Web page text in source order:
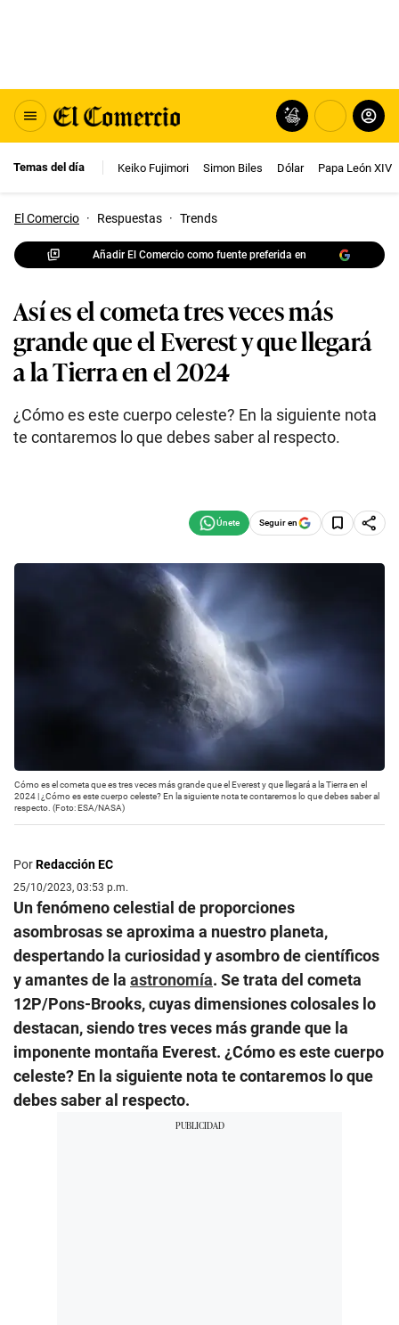
Temas del día Keiko Fujimori Simon Biles Dólar Papa León XIV
El Comercio · Respuestas · Trends
Añadir El Comercio como fuente preferida en
Así es el cometa tres veces más
grande que el Everest y que llegará
a la Tierra en el 2024
¿Cómo es este cuerpo celeste? En la siguiente nota
te contaremos lo que debes saber al respecto.
Seguir en
Cómo es el cometa que es tres veces más grande que el Everest y que llegará a la Tierra en el
2024 | ¿Cómo es este cuerpo celeste? En la siguiente nota te contaremos lo que debes saber al
respecto. (Foto: ESA/NASA)
PorRedacción EC
25/10/2023, 03:53 p.m.
Un fenómeno celestial de proporciones
asombrosas se aproxima a nuestro planeta,
despertando la curiosidad y asombro de científicos
y amantes de la astronomía. Se trata del cometa
12P/Pons-Brooks, cuyas dimensiones colosales lo
destacan, siendo tres veces más grande que la
imponente montaña Everest. ¿Cómo es este cuerpo
celeste? En la siguiente nota te contaremos lo que
debes saber al respecto.